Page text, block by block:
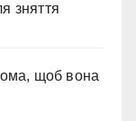
зняття
щоб вона